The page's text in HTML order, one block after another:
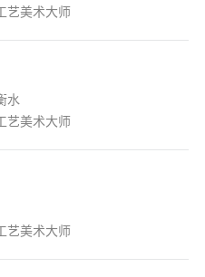
艺美术大师
水
艺美术大师
艺美术大师